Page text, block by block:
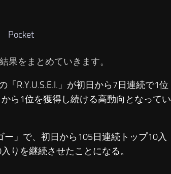
Pocket
果をまとめていきます。
「R.Y.U.S.E.I.」が初日から7日連続で1位
ら1位を獲得し続ける高動向となってい
」で、初日から105日連続トップ10入
りを継続させたことになる。